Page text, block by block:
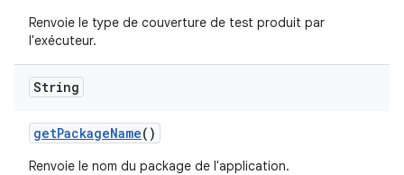
Renvoie le type de couverture de test produit par
l'exécuteur.
String
getPackageName()
Renvoie le nom du package de l'application.